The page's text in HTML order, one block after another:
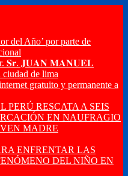
del Año’ por parte de
sr. 𝐒𝐫. 𝐉𝐔𝐀𝐍 𝐌𝐀𝐍𝐔𝐄𝐋
de lima
gratuito y permanente a
PERÚ RESCATA A SEIS
EN NAUFRAGIO
MADRE
ENFRENTAR LAS
DEL NIÑO EN